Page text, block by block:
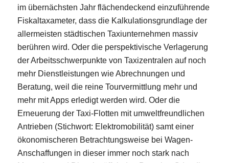
im übernächsten Jahr flächendeckend einzuführende
Fiskaltaxameter, dass die Kalkulationsgrundlage der
allermeisten städtischen Taxiunternehmen massiv
berühren wird. Oder die perspektivische Verlagerung
der Arbeitsschwerpunkte von Taxizentralen auf noch
mehr Dienstleistungen wie Abrechnungen und
Beratung, weil die reine Tourvermittlung mehr und
mehr mit Apps erledigt werden wird. Oder die
Erneuerung der Taxi-Flotten mit umweltfreundlichen
Antrieben (Stichwort: Elektromobilität) samt einer
ökonomischeren Betrachtungsweise bei Wagen-
Anschaffungen in dieser immer noch stark nach